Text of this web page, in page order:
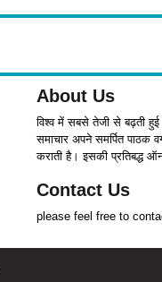
About Us
विश्व में सबसे तेजी से बढ़ती हुई
समाचार अपने समर्पित पाठक
कराती है। इसकी प्रतिबद्ध
Contact Us
please feel free to